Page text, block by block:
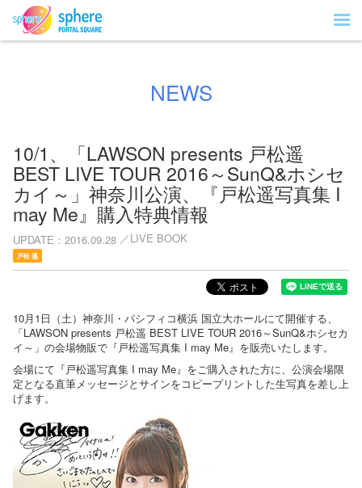
NEWS
10/1、「LAWSON presents 戸松遥
BEST LIVE TOUR 2016～SunQ&ホシセ
カイ～」神奈川公演、『戸松遥写真集 I
may Me』購入特典情報
UPDATE 2016.09.28 LIVE BOOK
戸松 遥
10月1日（土）神奈川・パシフィコ横浜 国立大ホールにて開催する、
「LAWSON presents 戸松遥 BEST LIVE TOUR 2016～SunQ&ホシセカ
イ～」の会場物販で『戸松遥写真集 I may Me』を販売いたします。
会場にて『戸松遥写真集 I may Me』をご購入された方に、公演会場限
定となる直筆メッセージとサインをコピープリントした生写真を差し上
げます。